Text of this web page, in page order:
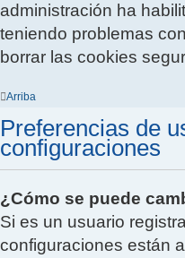
administración ha
teniendo problemas
borrar las cookies
Arriba
Preferencias de
configuraciones
¿Cómo se puede
Si es un usuario
configuraciones están